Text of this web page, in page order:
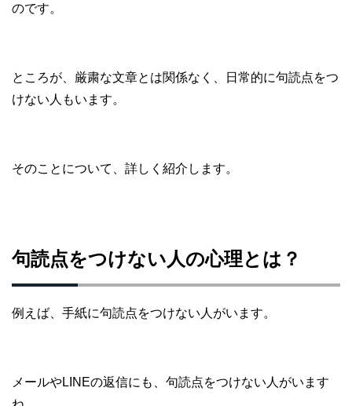
のです。
ところが、厳粛な文章とは関係なく、日常的に句読点をつ
けない人もいます。
そのことについて、詳しく紹介します。
句読点をつけない人の心理とは？
例えば、手紙に句読点をつけない人がいます。
メールやLINEの返信にも、句読点をつけない人がいます